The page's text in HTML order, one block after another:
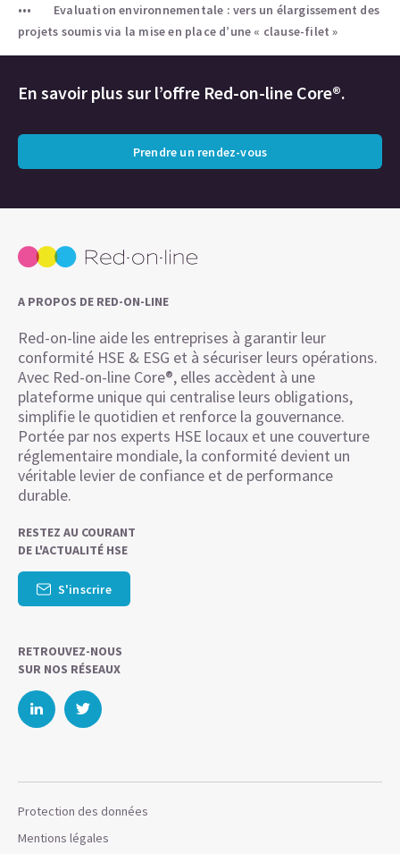
Evaluation environnementale : vers un élargissement des
projets soumis via la mise en place d’une « clause-filet »
En savoir plus sur l’offre Red-on-line Core®.
Prendre un rendez-vous
A PROPOS DE RED-ON-LINE
Red-on-line aide les entreprises à garantir leur
conformité HSE & ESG et à sécuriser leurs opérations.
Avec Red-on-line Core®, elles accèdent à une
plateforme unique qui centralise leurs obligations,
simplifie le quotidien et renforce la gouvernance.
Portée par nos experts HSE locaux et une couverture
réglementaire mondiale, la conformité devient un
véritable levier de confiance et de performance
durable.
RESTEZ AU COURANT
DE L'ACTUALITÉ HSE
S'inscrire
RETROUVEZ-NOUS
SUR NOS RÉSEAUX
Protection des données
Mentions légales